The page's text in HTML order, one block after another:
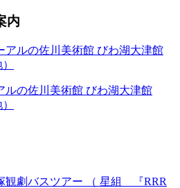
内
ルの佐川美術館 びわ湖大津館